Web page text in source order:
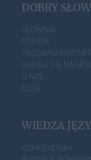
DOBRY
SŁOWNIK
OFERTA
PROGRAM
ZAPISZ SIĘ NA
O NAS
BLOG
WIEDZA
KOMPENDIUM